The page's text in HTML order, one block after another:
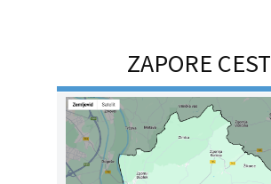
ZAPORE CEST